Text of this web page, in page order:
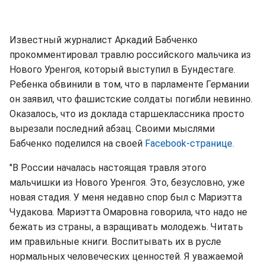
Известный журналист Аркадий Бабченко
прокомментировал травлю российского мальчика из
Нового Уренгоя, который выступил в Бундестаге.
Ребенка обвинили в том, что в парламенте Германии
он заявил, что фашистские солдаты погибли невинно.
Оказалось, что из доклада старшеклассника просто
вырезали последний абзац. Своими мыслями
Бабченко поделился на своей Facebook-странице.
"В России началась настоящая травля этого
мальчишки из Нового Уренгоя. Это, безусловно, уже
новая стадия. У меня недавно спор был с Мариэтта
Чудакова. Мариэтта Омаровна говорила, что надо не
бежать из страны, а взращивать молодежь. Читать
им правильные книги. Воспитывать их в русле
нормальных человеческих ценностей. Я уважаемой